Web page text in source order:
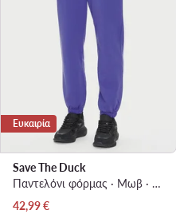
Ευκαιρία
Save The Duck
Παντελόνι φόρμας · Μωβ · Regular Fit
Τρέχουσα τιμή
42,99€